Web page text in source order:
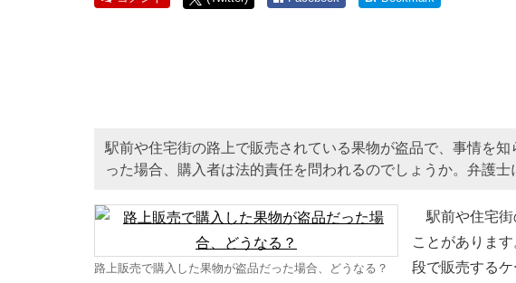
駅前や住宅街の路上で販売されている果物が盗品で、事情を
った場合、購入者は法的責任を問われるのでしょうか。弁護士
路上販売で購入した果物が盗品だった場合、どうなる？
駅前や住宅街
ことがありま
段で販売する